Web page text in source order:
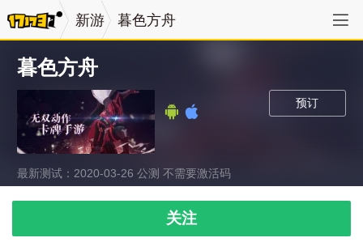
新游 暮色方舟
暮色方舟
预订
最新测试：2020-03-26 公测 不需要激活码
关注